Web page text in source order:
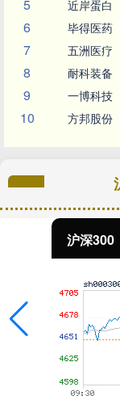
5 近岸蛋白
6 毕得医药
7 五洲医疗
8 耐科装备
9 一博科技
10 方邦股份
沪深300